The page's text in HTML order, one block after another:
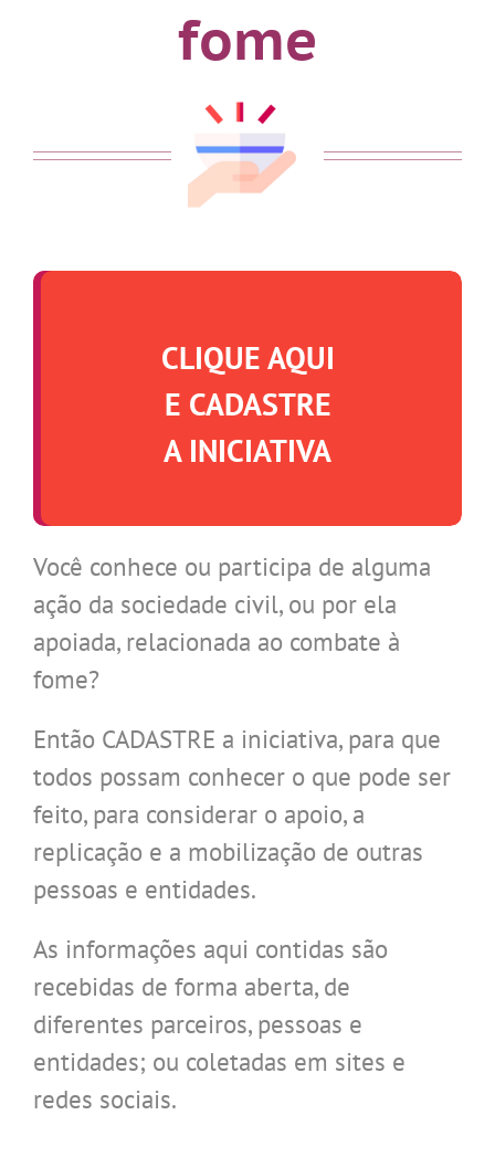
fome
CLIQUE AQUI
E CADASTRE
A INICIATIVA
Você conhece ou participa de alguma
ação da sociedade civil, ou por ela
apoiada, relacionada ao combate à
fome?
Então CADASTRE a iniciativa, para que
todos possam conhecer o que pode ser
feito, para considerar o apoio, a
replicação e a mobilização de outras
pessoas e entidades.
As informações aqui contidas são
recebidas de forma aberta, de
diferentes parceiros, pessoas e
entidades; ou coletadas em sites e
redes sociais.